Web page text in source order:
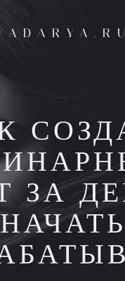
содержимому
ЗА
НАЧАТЬ